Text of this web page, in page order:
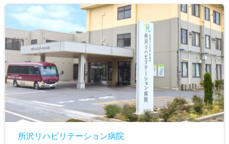
所沢リハビリテーション病院